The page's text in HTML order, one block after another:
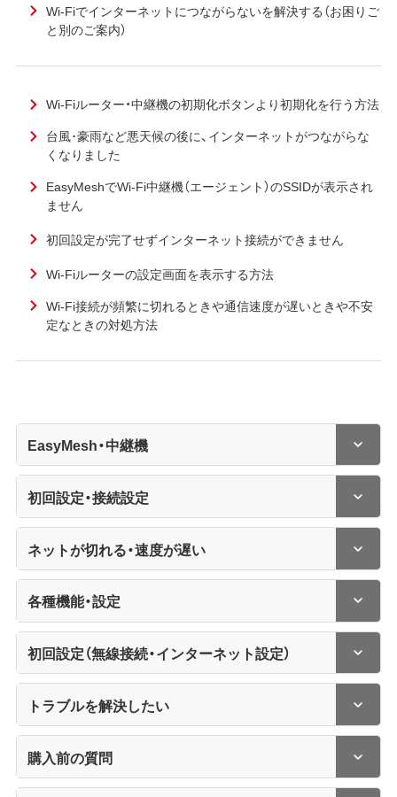
Wi-Fiでインターネットにつながらないを解決する（お困りご
と別のご案内）
Wi-Fiルーター・中継機の初期化ボタンより初期化を行う方法
台風･豪雨など悪天候の後に、インターネットがつながらな
くなりました
EasyMeshでWi-Fi中継機（エージェント）のSSIDが表示され
ません
初回設定が完了せずインターネット接続ができません
Wi-Fiルーターの設定画面を表示する方法
Wi-Fi接続が頻繁に切れるときや通信速度が遅いときや不安
定なときの対処方法
EasyMesh・中継機
初回設定・接続設定
ネットが切れる・速度が遅い
各種機能・設定
初回設定（無線接続・インターネット設定）
トラブルを解決したい
購入前の質問